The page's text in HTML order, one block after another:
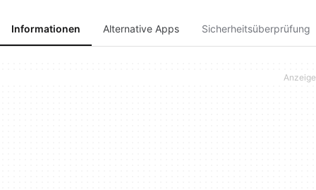
Informationen Alternative Apps Sicherheitsüberprüfung